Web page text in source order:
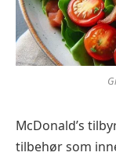
McDonald’s
tilbehør som